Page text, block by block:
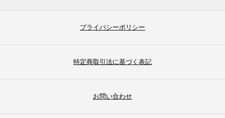
プライバシーポリシー
特定商取引法に基づく表記
お問い合わせ